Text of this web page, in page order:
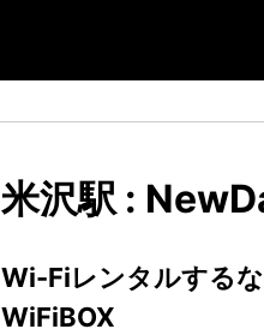
米沢駅 :
Wi-Fiレンタルする
WiFiBOX